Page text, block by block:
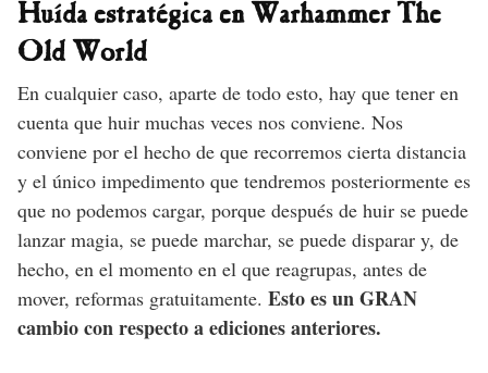
Huída estratégica en Warhammer The
Old World
En cualquier caso, aparte de todo esto, hay que tener en
cuenta que huir muchas veces nos conviene. Nos
conviene por el hecho de que recorremos cierta distancia
y el único impedimento que tendremos posteriormente es
que no podemos cargar, porque después de huir se puede
lanzar magia, se puede marchar, se puede disparar y, de
hecho, en el momento en el que reagrupas, antes de
mover, reformas gratuitamente. Esto es un GRAN
cambio con respecto a ediciones anteriores.